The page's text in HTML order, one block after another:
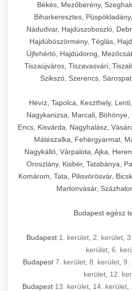
Ipari mosogatógépek
chef-
kereskedelmi mosogatógép
Biztonságos kezelést
és kapcsolók védelmet
számára.
Sajtreszelő gépek
chef-
kereskedelmi sajtreszelő
feldolgozógépeken
mixerek) át egészen a
berendezésekig,
kiegészítő eszközökig
megtalál. Szakértő
megfelelő berendezések
konyha optimális
üzembe helyezés
garancia, gyors szerviz és
támogatás biztosítja az
vállalkozása
Nagykonyhai
választéka - chef-
Békés, Mezőberény,
Biharkeresztes,
Nádudvar, Hajdúszoboszló,
Hajdúböszörmény, Téglás,
Újfehértó, Hajdúdorog,
Tiszaújváros, Tiszavasvári,
Szikszó, Szerencs,
Hévíz, Tapolca, Keszthely,
Nagykanizsa, Marcali, Böhönye,
Encs, Kisvárda, Nagyhalász,
Mátészalka, Fehérgyarmat,
Nagykálló, Várpalota, Ajka,
Oroszlány, Kisbér, Tatabánya,
Komárom, Tata, Pilisvörösvár,
Martonvásár,
Budapest egész
Budapest 1. kerület 2. kerület
kerület 6.
Budapest 7. kerület, 8. kerület, 9.
kerület 12.
Budapest 13. kerület 14. kerület